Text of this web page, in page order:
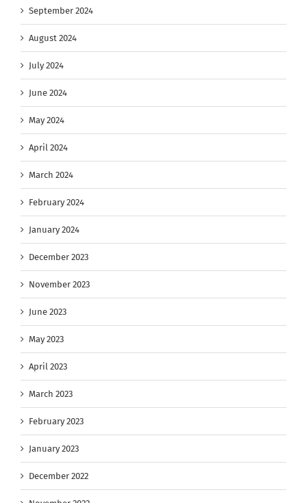
September 2024
August 2024
July 2024
June 2024
May 2024
April 2024
March 2024
February 2024
January 2024
December 2023
November 2023
June 2023
May 2023
April 2023
March 2023
February 2023
January 2023
December 2022